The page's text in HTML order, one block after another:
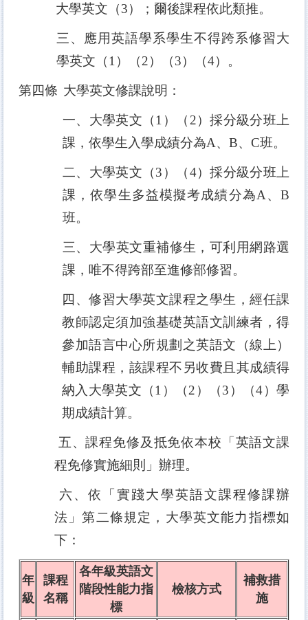
大學英文（3）；爾後課程依此類推。
三、應用英語學系學生不得跨系修習大
學英文（1 ）（2）（3）（4）。
第四條 大學英文修課說明：
一、大學英文（1 ）（ 2）採分級分班上
課，依學生入學成績分為A、 B、 C班。
二、大學英文（3 ）（4）採分級分班上
課，依學生多益模擬考成績分為A 、 B
班。
三、大學英文重補修生，可利用網路選
課，唯不得跨部至進修部修習。
四、修習大學英文課程之學生，經任課
教師認定須加強基礎英語文訓練者，得
參加語言中心所規劃之英語文（線上）
輔助課程，該課程不另收費且其成績得
納入大學英文（1 ）（2 ）（3 ）（4）學
期成績計算。
五、課程免修及抵免依本校「英語文課
程免修實施細則」辦理。
六、依「實踐大學英語文課程修課辦
法」第二條規定，大學英文能力指標如
下：
年
級
課程
名稱
各年級英語文
階段性能力指
標
檢核方式
補救措
施